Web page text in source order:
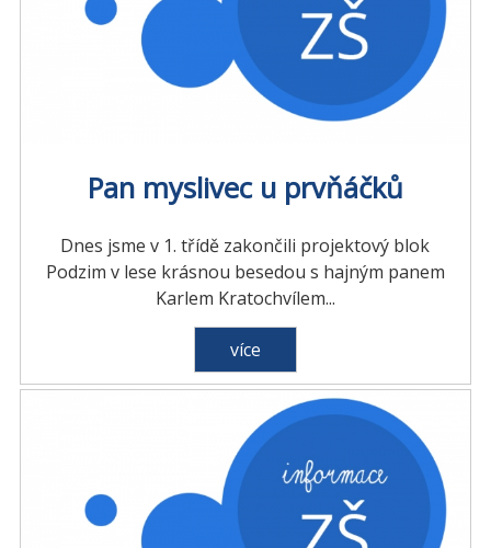
Pan myslivec u prvňáčků
Dnes jsme v 1. třídě zakončili projektový blok
Podzim v lese krásnou besedou s hajným panem
Karlem Kratochvílem...
více